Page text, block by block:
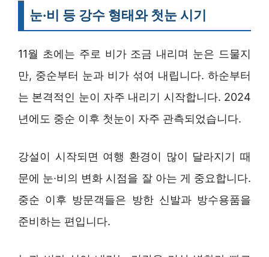
눈·비 등 강수 형태와 첫눈 시기
11월 초에는 주로 비가 조금 내리며 눈은 드물지
만, 중순부터 눈과 비가 섞여 내립니다. 하순부터
는 본격적인 눈이 자주 내리기 시작합니다. 2024
년에도 중순 이후 첫눈이 자주 관측되었습니다.
강설이 시작되면 여행 환경이 많이 달라지기 때
문에 눈·비의 변화 시점을 잘 아는 게 중요합니다.
중순 이후 방문객들은 방한 신발과 방수용품을
준비하는 편입니다.